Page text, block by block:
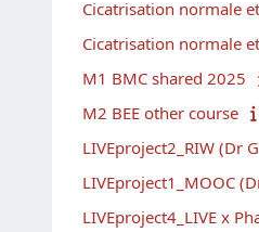
Cicatrisation normale
Cicatrisation normale
M1 BMC shared 2025
M2 BEE other course
LIVEproject2_RIW (Dr
LIVEproject1_MOOC
LIVEproject4_LIVE x